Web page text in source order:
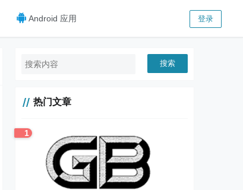
Android 应用 登录
搜索
热门文章
1